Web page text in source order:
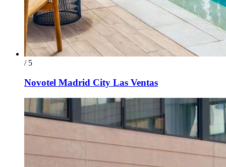
/ 5
Novotel Madrid City Las Ventas